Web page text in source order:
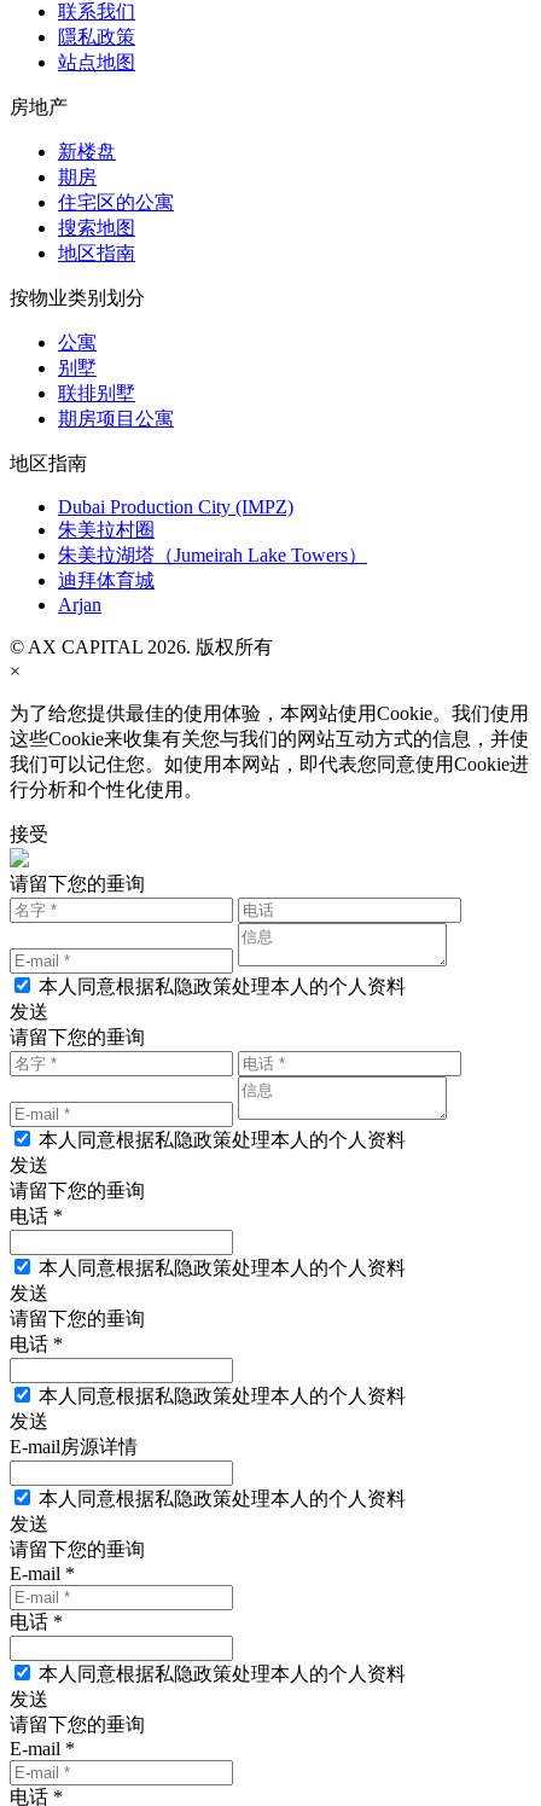
联系我们
隱私政策
站点地图
房地产
新楼盘
期房
住宅区的公寓
搜索地图
地区指南
按物业类别划分
公寓
别墅
联排别墅
期房项目公寓
地区指南
Dubai Production City (IMPZ)
朱美拉村圈
朱美拉湖塔（Jumeirah Lake Towers）
迪拜体育城
Arjan
© AX CAPITAL 2026. 版权所有
×
为了给您提供最佳的使用体验，本网站使用Cookie。我们使用
这些Cookie来收集有关您与我们的网站互动方式的信息，并使
我们可以记住您。如使用本网站，即代表您同意使用Cookie进
行分析和个性化使用。
接受
请留下您的垂询
本人同意根据私隐政策处理本人的个人资料
发送
请留下您的垂询
本人同意根据私隐政策处理本人的个人资料
发送
请留下您的垂询
电话 *
本人同意根据私隐政策处理本人的个人资料
发送
请留下您的垂询
电话 *
本人同意根据私隐政策处理本人的个人资料
发送
E-mail房源详情
本人同意根据私隐政策处理本人的个人资料
发送
请留下您的垂询
E-mail *
电话 *
本人同意根据私隐政策处理本人的个人资料
发送
请留下您的垂询
E-mail *
电话 *